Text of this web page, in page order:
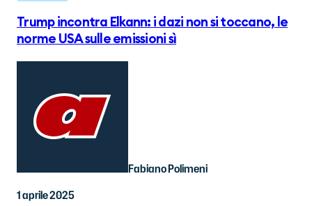
Trump incontra Elkann: i dazi non si toccano, le
norme USA sulle emissioni sì
Fabiano Polimeni
1 aprile 2025